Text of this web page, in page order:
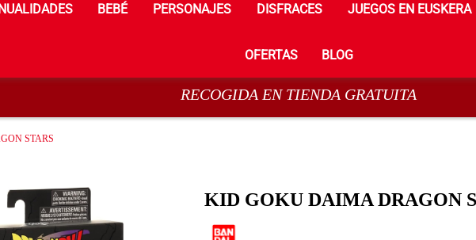
BEBÉ PERSONAJES DISFRACES JUEGOS EN EUSKERA
OFERTAS BLOG
RECOGIDA EN TIENDA GRATUITA
STARS
KID GOKU DAIMA DRAGON